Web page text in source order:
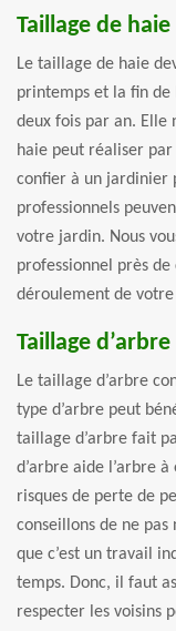
Taillage de haie
Le taillage de haie
printemps et la fin de
deux fois par an. Elle
haie peut réaliser
confier à un jardinier
professionnels
votre jardin. Nous
professionnel près
déroulement de
Taillage d’arbre
Le taillage d’arbre
type d’arbre peut
taillage d’arbre fait
d’arbre aide l’arbre
risques de perte de
conseillons de ne
que c’est un travail
temps. Donc, il faut
respecter les voisins